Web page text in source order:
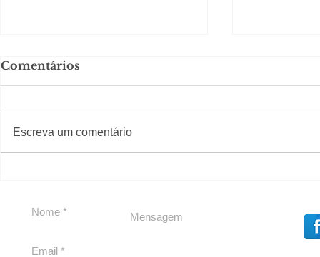
para São Paulo
Comentários
Escreva um comentário
#Sugestões